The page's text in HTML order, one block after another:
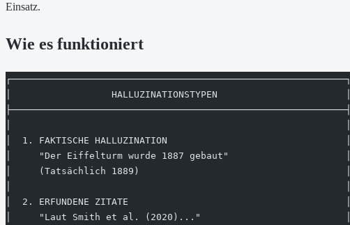
Einsatz.
Wie es funktioniert
┌────────────────────────────────────────────────────────────┐
│                  HALLUZINATIONSTYPEN                       │
├────────────────────────────────────────────────────────────┤
│  1. FAKTISCHE HALLUZINATION                                │
│     "Der Eiffelturm wurde 1887 gebaut"                     │
│     (Tatsächlich 1889)                                     │
│  2. ERFUNDENE ZITATE                                       │
│     "Laut Smith et al. (2020)..."                          │